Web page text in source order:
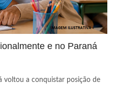
e no Paraná
voltou a conquistar posição de